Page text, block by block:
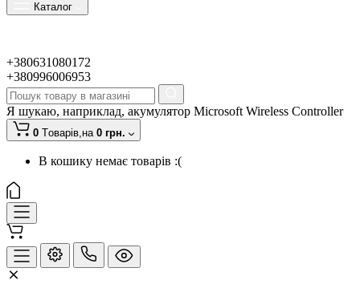
Каталог
+380631080172
+380996006953
Я шукаю, наприклад, акумулятор Microsoft Wireless Controller
0 Tоварів,на 0 грн.
В кошику немає товарів :(